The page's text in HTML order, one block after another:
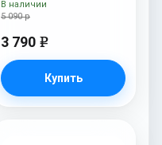
5 090 р
3 790 e
Купить
В наличии